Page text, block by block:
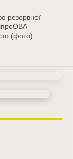
резервної
(фото)